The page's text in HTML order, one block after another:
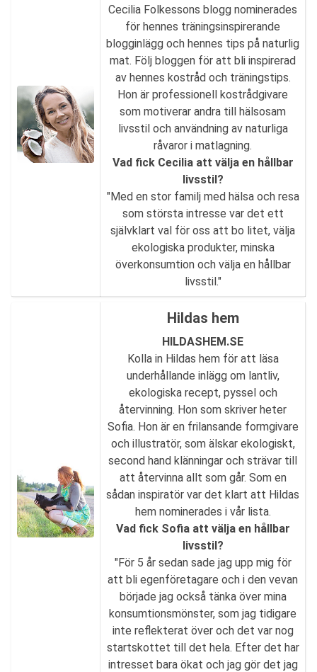
Cecilia Folkessons blogg nominerades
för hennes träningsinspirerande
blogginlägg och hennes tips på naturlig
mat. Följ bloggen för att bli inspirerad
av hennes kostråd och träningstips.
Hon är professionell kostrådgivare
som motiverar andra till hälsosam
livsstil och användning av naturliga
råvaror i matlagning.
Vad fick Cecilia att välja en hållbar
livsstil?
"Med en stor familj med hälsa och resa
som största intresse var det ett
självklart val för oss att bo litet, välja
ekologiska produkter, minska
överkonsumtion och välja en hållbar
livsstil."
Hildas hem
HILDASHEM.SE
Kolla in Hildas hem för att läsa
underhållande inlägg om lantliv,
ekologiska recept, pyssel och
återvinning. Hon som skriver heter
Sofia. Hon är en frilansande formgivare
och illustratör, som älskar ekologiskt,
second hand klänningar och strävar till
att återvinna allt som går. Som en
sådan inspiratör var det klart att Hildas
hem nominerades i vår lista.
Vad fick Sofia att välja en hållbar
livsstil?
"För 5 år sedan sade jag upp mig för
att bli egenföretagare och i den vevan
började jag också tänka över mina
konsumtionsmönster, som jag tidigare
inte reflekterat över och det var nog
startskottet till det hela. Efter det har
intresset bara ökat och jag gör det jag